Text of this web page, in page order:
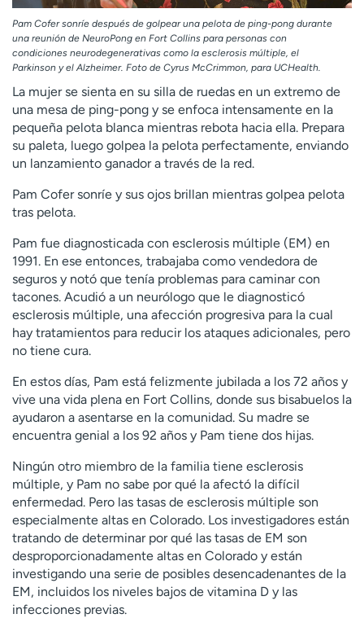
Pam Cofer sonríe después de golpear una pelota de ping-pong durante
una reunión de NeuroPong en Fort Collins para personas con
condiciones neurodegenerativas como la esclerosis múltiple, el
Parkinson y el Alzheimer. Foto de Cyrus McCrimmon, para UCHealth.
La mujer se sienta en su silla de ruedas en un extremo de
una mesa de ping-pong y se enfoca intensamente en la
pequeña pelota blanca mientras rebota hacia ella. Prepara
su paleta, luego golpea la pelota perfectamente, enviando
un lanzamiento ganador a través de la red.
Pam Cofer sonríe y sus ojos brillan mientras golpea pelota
tras pelota.
Pam fue diagnosticada con esclerosis múltiple (EM) en
1991. En ese entonces, trabajaba como vendedora de
seguros y notó que tenía problemas para caminar con
tacones. Acudió a un neurólogo que le diagnosticó
esclerosis múltiple, una afección progresiva para la cual
hay tratamientos para reducir los ataques adicionales, pero
no tiene cura.
En estos días, Pam está felizmente jubilada a los 72 años y
vive una vida plena en Fort Collins, donde sus bisabuelos la
ayudaron a asentarse en la comunidad. Su madre se
encuentra genial a los 92 años y Pam tiene dos hijas.
Ningún otro miembro de la familia tiene esclerosis
múltiple, y Pam no sabe por qué la afectó la difícil
enfermedad. Pero las tasas de esclerosis múltiple son
especialmente altas en Colorado. Los investigadores están
tratando de determinar por qué las tasas de EM son
desproporcionadamente altas en Colorado y están
investigando una serie de posibles desencadenantes de la
EM, incluidos los niveles bajos de vitamina D y las
infecciones previas.